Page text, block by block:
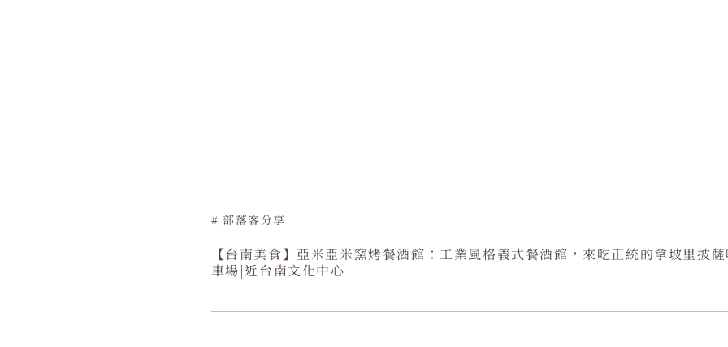
部落客分享
【台南美食】亞米亞米窯烤餐酒館：工業風格義式餐酒館，來吃正統的拿坡里披
車場|近台南文化中心